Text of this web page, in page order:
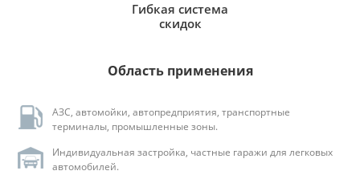
Гибкая система
скидок
Область применения
АЗС, автомойки, автопредприятия, транспортные
терминалы, промышленные зоны.
Индивидуальная застройка, частные гаражи для легковых
автомобилей.